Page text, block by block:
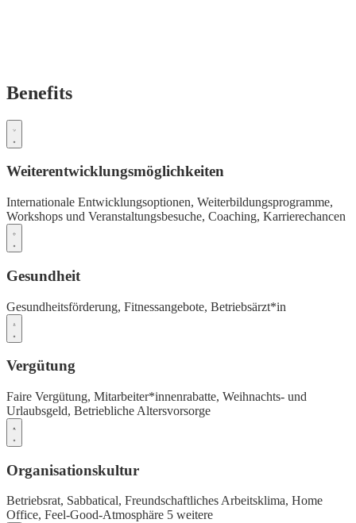
Benefits
Weiterentwicklungsmöglichkeiten
Internationale Entwicklungsoptionen, Weiterbildungsprogramme,
Workshops und Veranstaltungsbesuche, Coaching, Karrierechancen
Gesundheit
Gesundheitsförderung, Fitnessangebote, Betriebsärzt*in
Vergütung
Faire Vergütung, Mitarbeiter*innenrabatte, Weihnachts- und
Urlaubsgeld, Betriebliche Altersvorsorge
Organisationskultur
Betriebsrat, Sabbatical, Freundschaftliches Arbeitsklima, Home
Office, Feel-Good-Atmosphäre 5 weitere